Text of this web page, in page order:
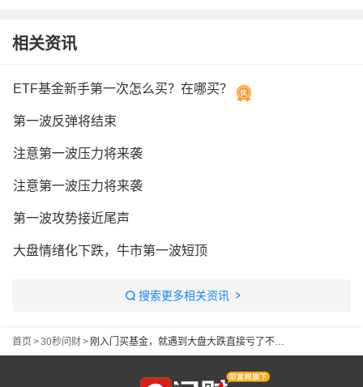
相关资讯
ETF基金新手第一次怎么买？在哪买？
第一波反弹将结束
注意第一波压力将来袭
注意第一波压力将来袭
第一波攻势接近尾声
大盘情绪化下跌，牛市第一波短顶
搜索更多相关资讯
首页 >30秒问财> 刚入门买基金，就遇到大盘大跌直接亏了不少，新手该怎么应对人生第一波基金亏损？